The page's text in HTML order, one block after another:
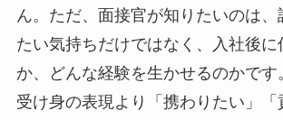
ん。ただ、面接官が知りたいのは、
たい気持ちだけではなく、入社後に
か、どんな経験を生かせるのかです
受け身の表現より「携わりたい」「